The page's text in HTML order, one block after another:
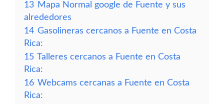
13 Mapa Normal google de Fuente y sus
alrededores
14 Gasolineras cercanos a Fuente en Costa
Rica:
15 Talleres cercanos a Fuente en Costa
Rica:
16 Webcams cercanas a Fuente en Costa
Rica: